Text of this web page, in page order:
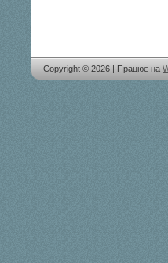
Copyright © 2026 | Працює на